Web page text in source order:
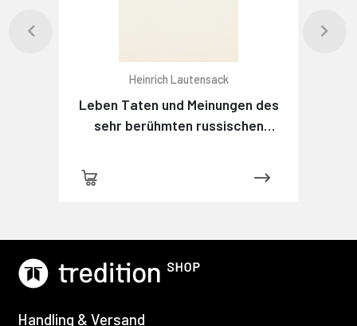
Heinrich Lautensack
Leben Taten und Meinungen des
sehr berühmten russischen
Handling & Versand